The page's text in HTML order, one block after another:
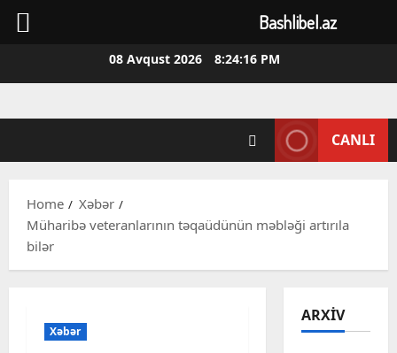
08 Avqust 2026 8:24:17 PM
CANLI
Home
Xəbər
Müharibə veteranlarının təqaüdünün məbləği artırıla
bilər
Xəbər
ARXIV
Bashlibel.az